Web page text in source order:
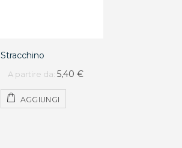
Stracchino
A partire da: 5,40 €
AGGIUNGI